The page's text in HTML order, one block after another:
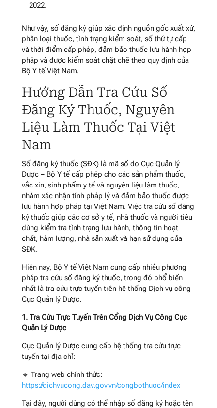
2022.
Như vậy, số đăng ký giúp xác định nguồn gốc xuất xứ,
phân loại thuốc, tình trạng kiểm soát, số thứ tự cấp
và thời điểm cấp phép, đảm bảo thuốc lưu hành hợp
pháp và được kiểm soát chặt chẽ theo quy định của
Bộ Y tế Việt Nam.
Hướng Dẫn Tra Cứu Số
Đăng Ký Thuốc, Nguyên
Liệu Làm Thuốc Tại Việt
Nam
Số đăng ký thuốc (SĐK) là mã số do Cục Quản lý
Dược – Bộ Y tế cấp phép cho các sản phẩm thuốc,
vắc xin, sinh phẩm y tế và nguyên liệu làm thuốc,
nhằm xác nhận tính pháp lý và đảm bảo thuốc được
lưu hành hợp pháp tại Việt Nam. Việc tra cứu số đăng
ký thuốc giúp các cơ sở y tế, nhà thuốc và người tiêu
dùng kiểm tra tình trạng lưu hành, thông tin hoạt
chất, hàm lượng, nhà sản xuất và hạn sử dụng của
SĐK.
Hiện nay, Bộ Y tế Việt Nam cung cấp nhiều phương
pháp tra cứu số đăng ký thuốc, trong đó phổ biến
nhất là tra cứu trực tuyến trên hệ thống Dịch vụ công
Cục Quản lý Dược.
1. Tra Cứu Trực Tuyến Trên Cổng Dịch Vụ Công Cục
Quản Lý Dược
Cục Quản lý Dược cung cấp hệ thống tra cứu trực
tuyến tại địa chỉ:
🔹 Trang web chính thức:
https://dichvucong.dav.gov.vn/congbothuoc/index
Tại đây, người dùng có thể nhập số đăng ký hoặc tên